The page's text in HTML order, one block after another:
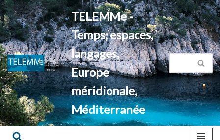
Aller
au
contenu
TELEMMe -
Temps, espaces,
langages,
Europe
méridionale,
Méditerranée